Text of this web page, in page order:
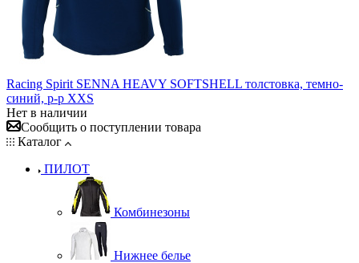
Racing Spirit SENNA HEAVY SOFTSHELL толстовка, темно-
синий, р-р XXS
Нет в наличии
Сообщить о поступлении товара
Каталог
ПИЛОТ
Комбинезоны
Нижнее белье